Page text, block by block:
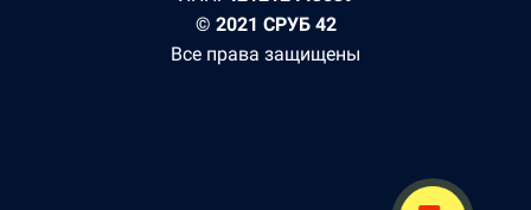
© 2021 СРУБ 42
Все права защищены